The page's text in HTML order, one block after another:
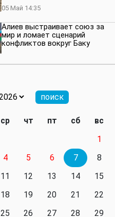
05 Май 14:35
Алиев выстраивает союз за
мир и ломает сценарий
конфликтов вокруг Баку
значимость региона
нейтралитета больше не будет
президенту приходится все
делать самому
ср чт пт сб
вс
1
4 5 6 7
8
11 12 13 14
15
18 19 20 21
22
25 26 27 28
29